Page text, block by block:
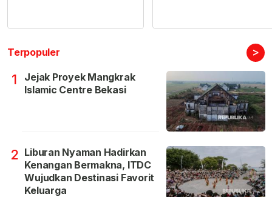
Terpopuler >
1
Jejak Proyek Mangkrak
Islamic Centre Bekasi
2 Liburan Nyaman Hadirkan
Kenangan Bermakna, ITDC
Wujudkan Destinasi Favorit
Keluarga